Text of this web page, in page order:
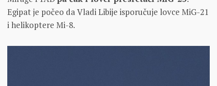
Egipat je počeo da Vladi Libije isporučuje lovce MiG-21
i helikoptere Mi-8.